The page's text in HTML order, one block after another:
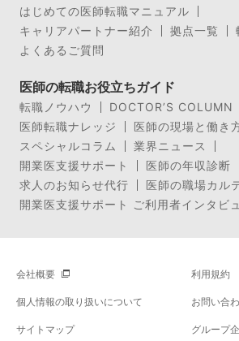
はじめての医師転職マニュアル
キャリアパートナー紹介
拠点一覧
よくあるご質問
医師の転職お役立ちガイド
転職ノウハウ
DOCTOR’S COLUMN
医師転職ナレッジ
医師の現場と働き
スペシャルコラム
業界ニュース
開業医支援サポート
医師の年収診断
求人のお知らせ代行
医師の職場カル
開業医支援サポート ご利用者インタビ
会社概要 利用規約
個人情報の取り扱いについて お問い合
サイトマップ グループ